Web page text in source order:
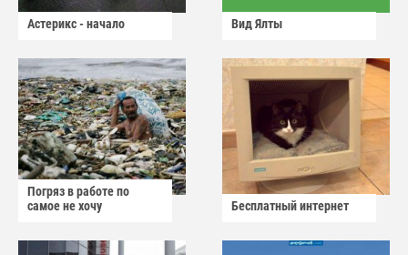
Астерикс - начало Вид Ялты
Погряз в работе по
самое не хочу
Бесплатный интернет